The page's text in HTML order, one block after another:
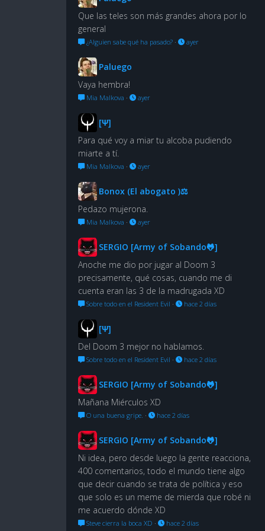
Que las teles son más grandes ahora por lo
general
¿Alguien sabe qué ha pasado? · ayer
Paluego
Vaya hembra!
Mia Malkova · ayer
[Ψ]
Para qué voy a miar tu alcoba pudiendo
miarte a tí.
Mia Malkova · ayer
Bonox (El abogato )⚖
Pedazo mujerona.
Mia Malkova · ayer
SERGIO [Army of Sobando🐸]
Anoche me dio por jugar al Doom 3
precisamente, qué cosas, cuando me di
cuenta eran las 3 de la madrugada XD
Sobre todo en el Resident Evil · hace 2 días
[Ψ]
Del Doom 3 mejor no hablamos.
Sobre todo en el Resident Evil · hace 2 días
SERGIO [Army of Sobando🐸]
Mañana Miérculos XD
O una buena gripe. · hace 2 días
SERGIO [Army of Sobando🐸]
Ni idea, pero desde luego la gente reacciona,
400 comentarios, todo el mundo tiene algo
que decir cuando se trata de política y eso
que solo es un meme de mierda que robé ni
me acuerdo dónde XD
Steve cierra la boca XD · hace 2 días